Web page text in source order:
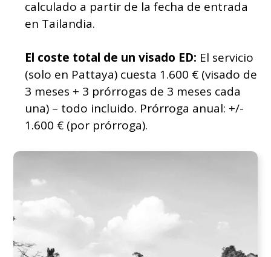
calculado a partir de la fecha de entrada
en Tailandia.
El coste total de un visado ED: El servicio
(solo en Pattaya) cuesta 1.600 € (visado de
3 meses + 3 prórrogas de 3 meses cada
una) – todo incluido. Prórroga anual: +/-
1.600 € (por prórroga).